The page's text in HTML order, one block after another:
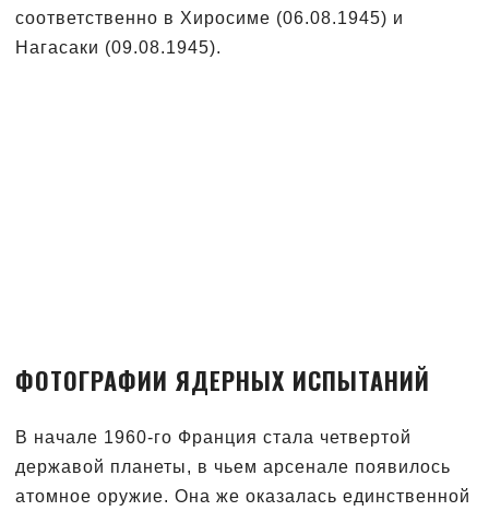
соответственно в Хиросиме (06.08.1945) и
Нагасаки (09.08.1945).
ФОТОГРАФИИ ЯДЕРНЫХ ИСПЫТАНИЙ
В начале 1960-го Франция стала четвертой
державой планеты, в чьем арсенале появилось
атомное оружие. Она же оказалась единственной